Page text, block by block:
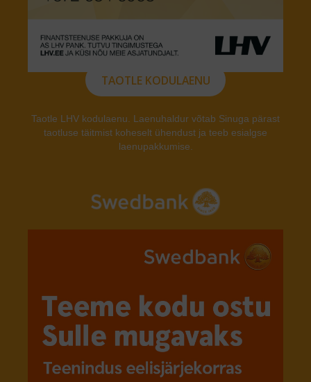
TAOTLE KODULAENU
Taotle LHV kodulaenu. Laenuhaldur võtab Sinuga pärast
taotluse täitmist koheselt ühendust ja teeb esialgse
laenupakkumise.